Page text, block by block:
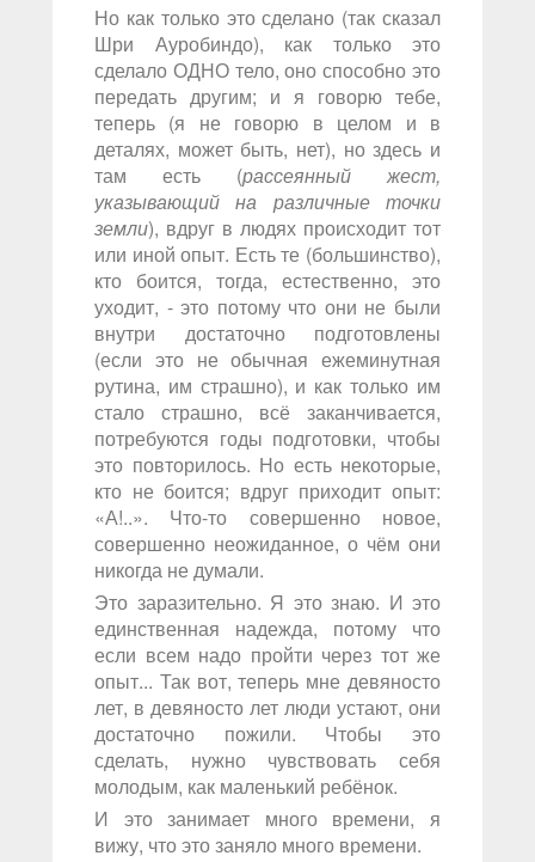
Но как только это сделано (так сказал
Шри Ауробиндо), как только это
сделало ОДНО тело, оно способно это
передать другим; и я говорю тебе,
теперь (я не говорю в целом и в
деталях, может быть, нет), но здесь и
там есть (рассеянный жест,
указывающий на различные точки
земли), вдруг в людях происходит тот
или иной опыт. Есть те (большинство),
кто боится, тогда, естественно, это
уходит, - это потому что они не были
внутри достаточно подготовлены
(если это не обычная ежеминутная
рутина, им страшно), и как только им
стало страшно, всё заканчивается,
потребуются годы подготовки, чтобы
это повторилось. Но есть некоторые,
кто не боится; вдруг приходит опыт:
«А!..». Что-то совершенно новое,
совершенно неожиданное, о чём они
никогда не думали.
Это заразительно. Я это знаю. И это
единственная надежда, потому что
если всем надо пройти через тот же
опыт... Так вот, теперь мне девяносто
лет, в девяносто лет люди устают, они
достаточно пожили. Чтобы это
сделать, нужно чувствовать себя
молодым, как маленький ребёнок.
И это занимает много времени, я
вижу, что это заняло много времени.